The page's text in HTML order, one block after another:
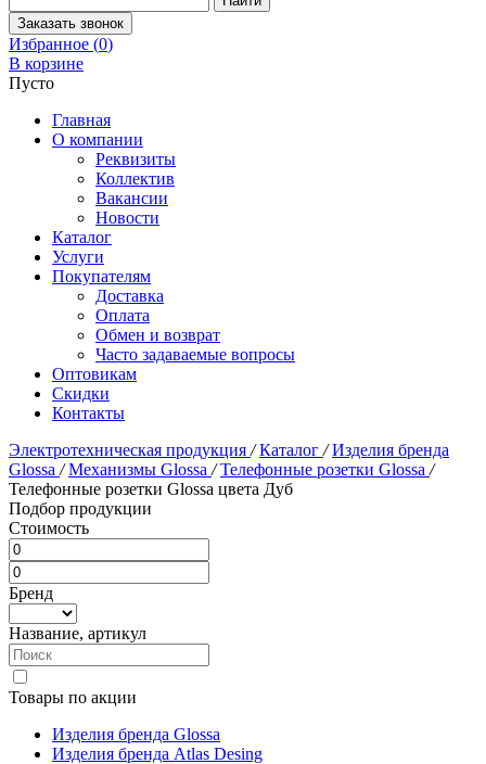
Избранное (0)
В корзине
Пусто
Главная
О компании
Реквизиты
Коллектив
Вакансии
Новости
Каталог
Услуги
Покупателям
Доставка
Оплата
Обмен и возврат
Часто задаваемые вопросы
Оптовикам
Скидки
Контакты
Электротехническая продукция / Каталог / Изделия бренда
Glossa / Механизмы Glossa / Телефонные розетки Glossa /
Телефонные розетки Glossa цвета Дуб
Подбор продукции
Стоимость
Бренд
Название, артикул
Товары по акции
Изделия бренда Glossa
Изделия бренда Atlas Desing